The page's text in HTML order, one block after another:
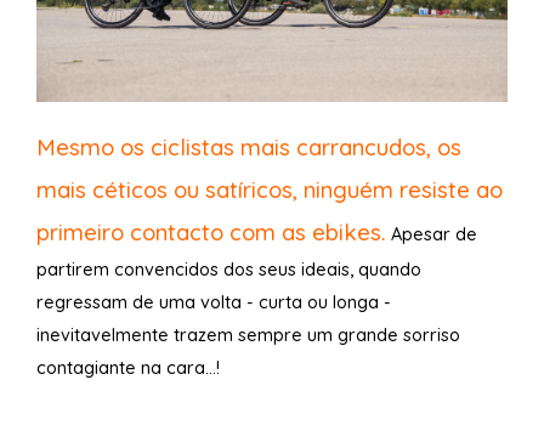
Mesmo os ciclistas mais carrancudos, os
mais céticos ou satíricos, ninguém resiste ao
primeiro contacto com as ebikes. Apesar de
partirem convencidos dos seus ideais, quando
regressam de uma volta - curta ou longa -
inevitavelmente trazem sempre um grande sorriso
contagiante na cara...!